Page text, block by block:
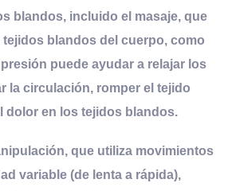
blandos, incluido el masaje, que
blandos del cuerpo, como
puede ayudar a relajar los
la circulación, romper el tejido
dolor en los tejidos blandos.
que utiliza movimientos
variable (de lenta a rápida),